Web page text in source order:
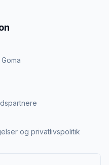
og privatlivspolitik